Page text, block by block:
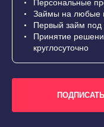
Персональные
Займы на любые
Первый займ под
Принятие
круглосуточно